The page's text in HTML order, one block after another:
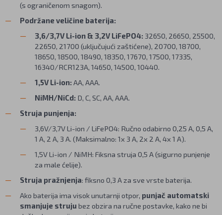
(s ograničenom snagom).
Podržane veličine baterija:
3,6/3,7V Li-ion & 3,2V LiFePO4: 32650, 26650, 25500,
22650, 21700 (uključujući zaštićene), 20700, 18700,
18650, 18500, 18490, 18350, 17670, 17500, 17335,
16340/RCR123A, 14650, 14500, 10440.
1,5V Li-ion:AA, AAA.
NiMH/NiCd: D, C, SC, AA, AAA.
Struja punjenja:
3,6V/3,7V Li-ion / LiFePO4: Ručno odabirno 0,25 A, 0,5 A,
1 A, 2 A, 3 A. (Maksimalno: 1x 3 A, 2x 2 A, 4x 1 A).
1,5V Li-ion / NiMH: Fiksna struja 0,5 A (sigurno punjenje
za male ćelije).
Struja pražnjenja: fiksno 0,3 A za sve vrste baterija.
Ako baterija ima visok unutarnji otpor, punjač automatski
smanjuje struju bez obzira na ručne postavke, kako ne bi